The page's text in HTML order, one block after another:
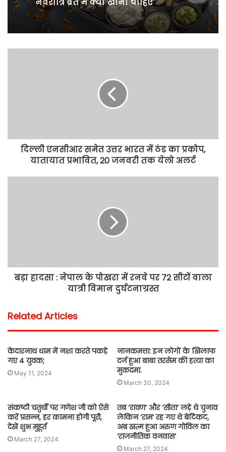
नवरात्रि व्रत में क्या खाना चाहिए
दिल्ली एनसीआर समेत उत्तर भारत में ठंड का प्रकोप,
यातायात प्रभावित, 20 जनवरी तक येलो अलर्ट
बड़ा हादसा : नेपाल के पोखरा में रनवे पर 72 सीटों वाला
यात्री विमान दुर्घटनाग्रस्त
Related Articles
केदारनाथ धाम में नशा करते पकड़े
गए 4 युवक;
May 11, 2024
नानकमत्ता: इन लोगों के खिलाफ
दर्ज हुआ बाबा तरसेम की हत्या का
मुकदमा.
March 30, 2024
संकष्टी चतुर्थी पर गणेश जी को ऐसे
करें प्रसन्न, हर कामना होगी पूरी,
देखें शुभ मुहूर्त
March 27, 2024
तब ‘रावण’ और ‘सीता’ लड़े थे चुनाव
लेकिन ‘राम’ रह गए थे बेटिकट,
अब खत्म हुआ अरुण गोविल का
‘राजनीतिक वनवास’
March 27, 2024